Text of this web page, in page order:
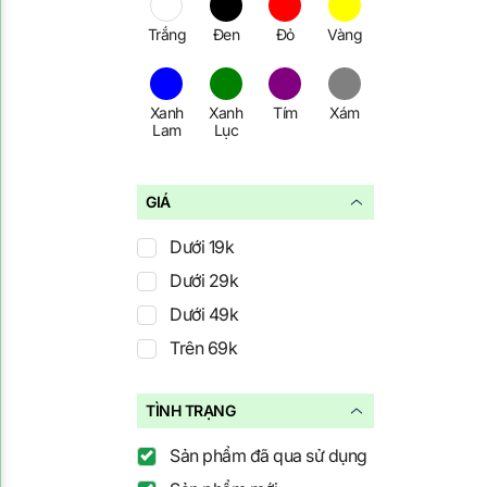
EVERCHIC
MAYY
KELLY BUI
WHITE ANT
GUCO
ENVY
1
4
5
10
12
Trắng Đen Đỏ Vàng
Xanh
Lam
Xanh
Lục
Tím Xám
Cam
Két
Nâu
Xanh Kem
GIÁ
Dưới 19k
Dưới 29k
Dưới 49k
Trên 69k
TÌNH TRẠNG
Sản phẩm đã qua sử dụng